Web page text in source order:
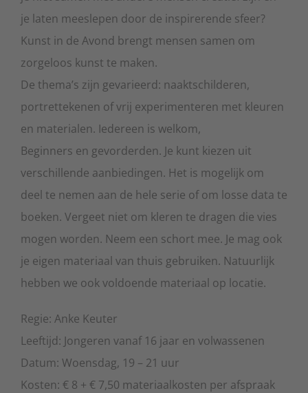
je laten meeslepen door de inspirerende sfeer?
Kunst in de Avond brengt mensen samen om
zorgeloos kunst te maken.
De thema’s zijn gevarieerd: naaktschilderen,
portrettekenen of vrij experimenteren met kleuren
en materialen. Iedereen is welkom,
Beginners en gevorderden. Je kunt kiezen uit
verschillende aanbiedingen. Het is mogelijk om
deel te nemen aan de hele serie of om losse data te
boeken. Vergeet niet om kleren te dragen die vies
mogen worden. Neem een schort mee. Je mag ook
je eigen materiaal van thuis gebruiken. Natuurlijk
hebben we ook voldoende materiaal op locatie.
Regie: Anke Keuter
Leeftijd: Jongeren vanaf 16 jaar en volwassenen
Datum: Woensdag, 19 – 21 uur
Kosten: € 8 + € 7,50 materiaalkosten per afspraak